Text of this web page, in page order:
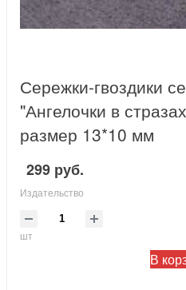
Сережки-гвоздики
"Ангелочки в
размер 13*10 мм
299 руб.
Издательство
шт
В